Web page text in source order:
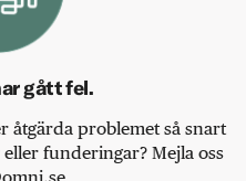
gått fel.
åtgärda problemet så snart
funderingar? Mejla oss